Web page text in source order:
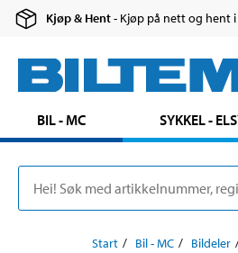
Kjøp & Hent- Kjøp på nett og hent
BIL - MC SYKKEL -
Start Bil - MC Bildeler